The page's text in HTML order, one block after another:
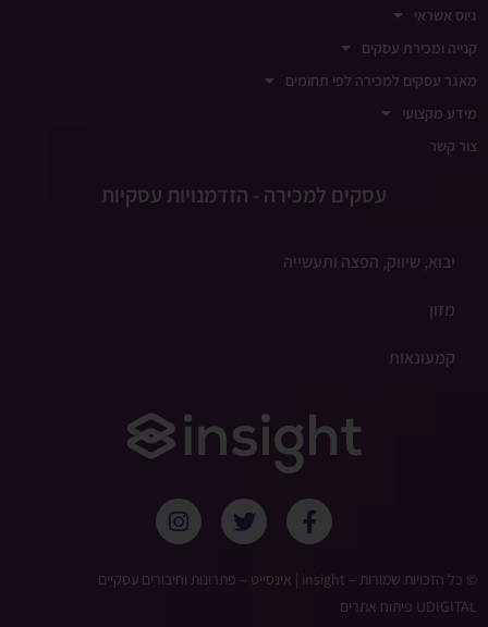
גיוס אשראי
קנייה ומכירת עסקים
מאגר עסקים למכירה לפי תחומים
מידע מקצועי
צור קשר
עסקים למכירה - הזדמנויות עסקיות
יבוא, שיווק, הפצה ותעשייה
מזון
קמעונאות
© כל הזכויות שמורות – ‫insight | אינסייט – פתרונות וחיבורים עסקיים
UDIGITAL פיתוח אתרים